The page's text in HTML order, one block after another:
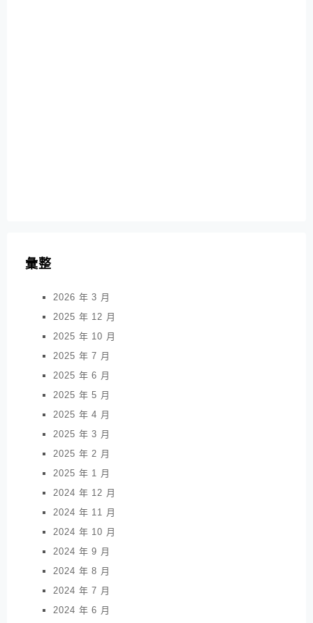
彙整
2026 年 3 月
2025 年 12 月
2025 年 10 月
2025 年 7 月
2025 年 6 月
2025 年 5 月
2025 年 4 月
2025 年 3 月
2025 年 2 月
2025 年 1 月
2024 年 12 月
2024 年 11 月
2024 年 10 月
2024 年 9 月
2024 年 8 月
2024 年 7 月
2024 年 6 月